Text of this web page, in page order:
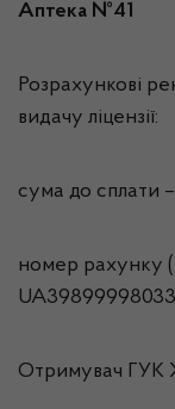
Аптека №41
Розрахункові
видачу ліцензії:
сума до сплати
номер рахунку
Отримувач ГУК